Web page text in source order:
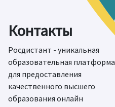
Контакты
Росдистант - уникальная
образовательная платформа
для предоставления
качественного высшего
образования онлайн